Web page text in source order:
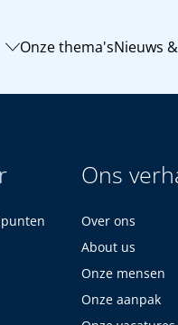
Onze thema'sNieuws
Ons
Over ons
About us
Onze mensen
Onze aanpak